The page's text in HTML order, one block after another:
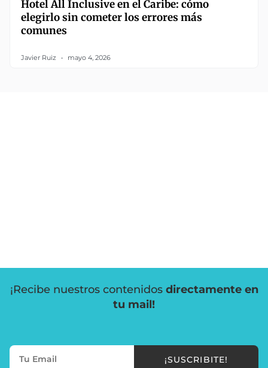
Hotel All Inclusive en el Caribe: cómo
elegirlo sin cometer los errores más
comunes
Javier Ruiz mayo 4, 2026
¡Recibe nuestros contenidos directamente en
tu mail!
¡SUSCRIBITE!